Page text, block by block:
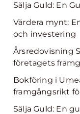
Sälja Guld: En
Värdera mynt:
och investering
Årsredovisning
företagets
Bokföring i
framgångsrikt
Sälja Guld: En